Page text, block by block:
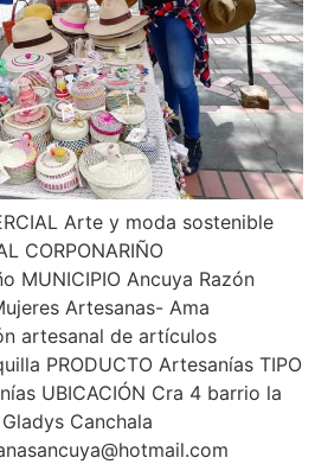
Arte y moda sostenible
CORPONARIÑO
MUNICIPIO Ancuya Razón
Artesanas- Ama
artesanal de artículos
PRODUCTO Artesanías TIPO
UBICACIÓN Cra 4 barrio la
Canchala